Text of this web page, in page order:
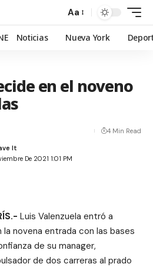
Aa
Noticias Nueva York
en el noveno
De 2021 1:01 PM
4 Min Read
Luis Valenzuela entró a
novena entrada con las bases
de su manager,
de dos carreras al prado